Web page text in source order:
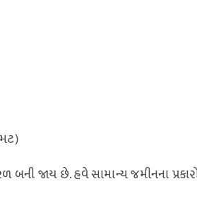
જાય છે. હવે સામાન્ય જમીનના